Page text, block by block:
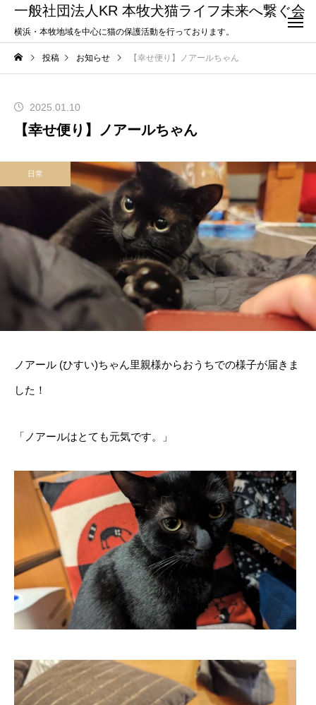
一般社団法人KR 本牧犬猫ライフ未来へ繋ぐ会
横浜・本牧地域を中心に猫の保護活動を行っております。
投稿 お知らせ 【幸せ便り】ノアールちゃん
2025.01.10
【幸せ便り】ノアールちゃん
日常
ノアール (ひすい)ちゃん里親様からおうちでの様子が届きま
した！
「ノアールはとても元気です。」